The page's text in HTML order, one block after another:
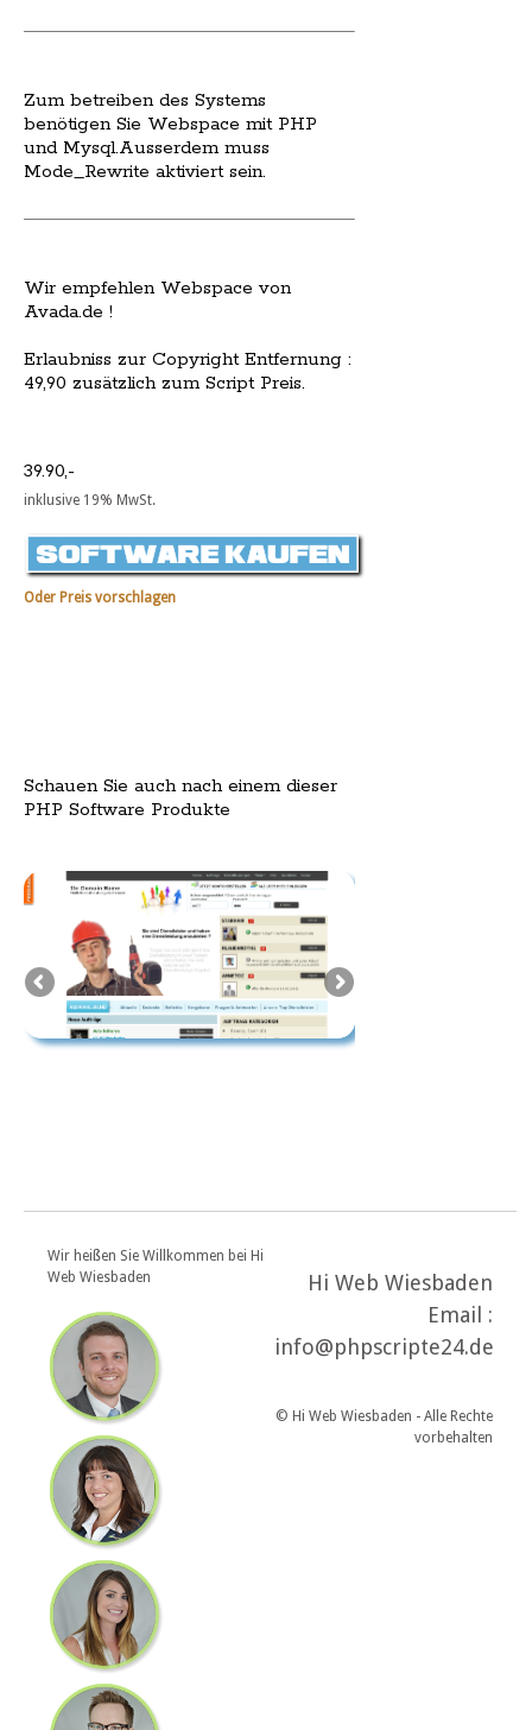
Zum betreiben des Systems
benötigen Sie Webspace mit PHP
und Mysql.Ausserdem muss
Mode_Rewrite aktiviert sein.
Wir empfehlen Webspace von
Avada.de !
Erlaubniss zur Copyright Entfernung :
49,90 zusätzlich zum Script Preis.
39.90,-
inklusive 19% MwSt.
Oder Preis vorschlagen
Schauen Sie auch nach einem dieser
PHP Software Produkte
Wir heißen Sie Willkommen bei Hi
Web Wiesbaden
Hi Web Wiesbaden
Email :
info@phpscripte24.de
© Hi Web Wiesbaden - Alle Rechte
vorbehalten